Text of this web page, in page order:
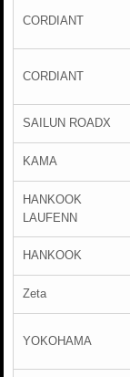
CORDIANT
CORDIANT
SAILUN ROADX
KAMA
HANKOOK
LAUFENN
HANKOOK
Zeta
YOKOHAMA